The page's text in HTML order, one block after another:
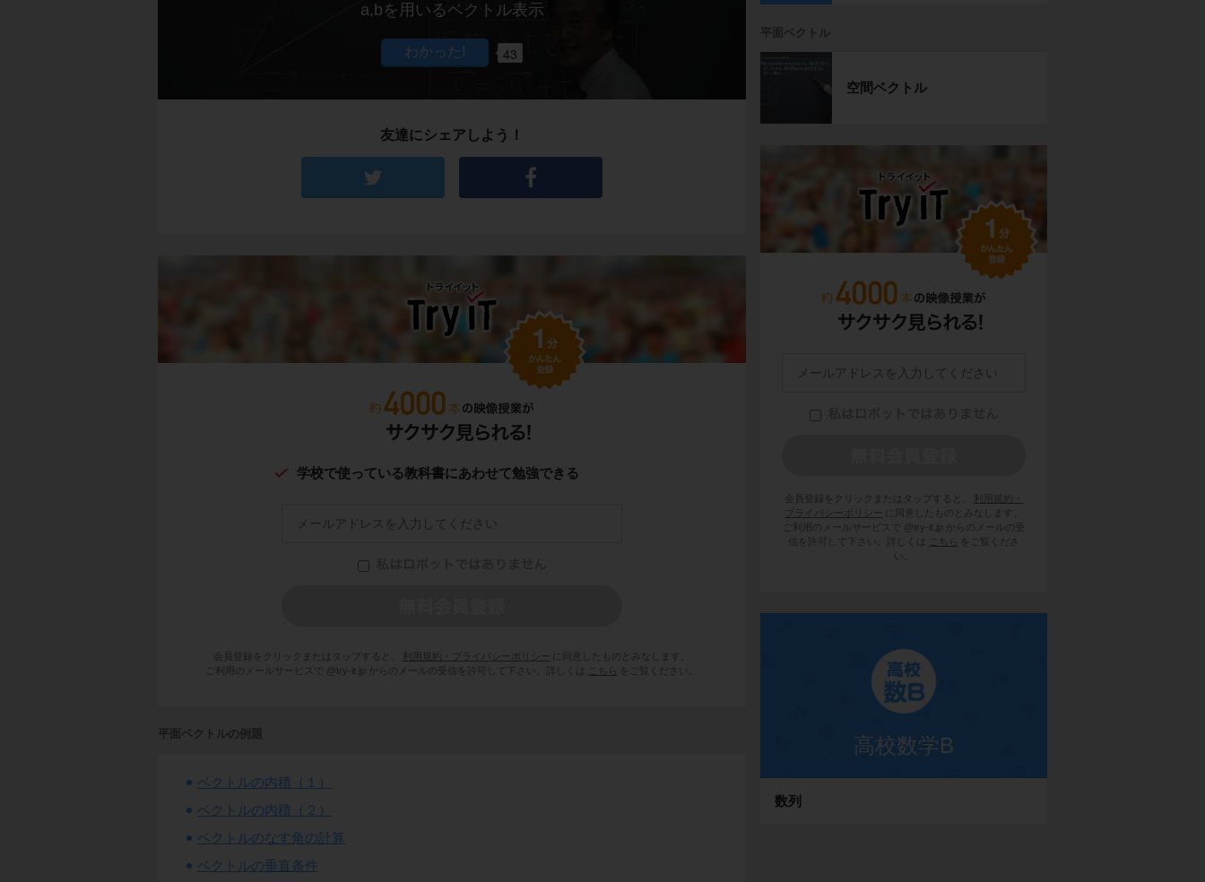
a,bを用いるベクトル表示
43
友達にシェアしよう！
学校で使っている教科書にあわせて勉強できる
会員登録をクリックまたはタップすると、 利用規約・プライバシーポリシー
に同意したものとみなします。
ご利用のメールサービスで @try-it.jp からのメールの受信を許可して下さい。詳しくは
こちら をご覧ください。
平面ベクトルの例題
ベクトルの内積（１）
ベクトルの内積（２）
ベクトルのなす角の計算
ベクトルの垂直条件
平面ベクトル
空間ベクトル
会員登録をクリックまたはタップすると、
利用規約・
プライバシーポリシー
に同意したものとみなします。
ご利用のメールサービスで @try-it.jp からのメールの受
信を許可して下さい。詳しくは
こちら
をご覧くださ
い。
高校数学B
数列